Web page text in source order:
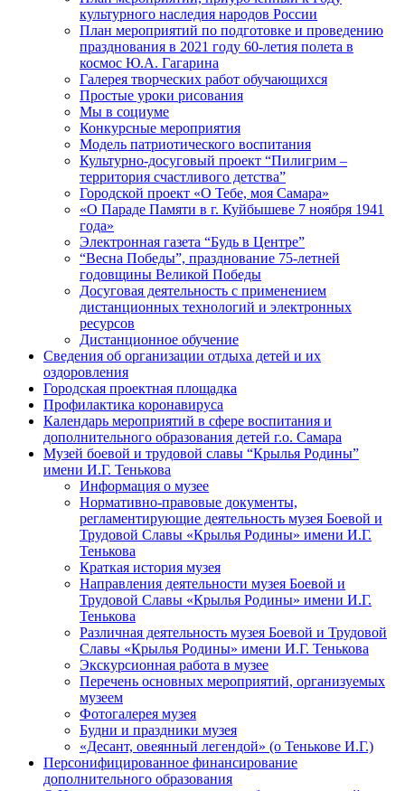
культурного наследия народов России
План мероприятий по подготовке и проведению
празднования в 2021 году 60-летия полета в
космос Ю.А. Гагарина
Галерея творческих работ обучающихся
Простые уроки рисования
Мы в социуме
Конкурсные мероприятия
Модель патриотического воспитания
Культурно-досуговый проект “Пилигрим –
территория счастливого детства”
Городской проект «О Тебе, моя Самара»
«О Параде Памяти в г. Куйбышеве 7 ноября 1941
года»
Электронная газета “Будь в Центре”
“Весна Победы”, празднование 75-летней
годовщины Великой Победы
Досуговая деятельность с применением
дистанционных технологий и электронных
ресурсов
Дистанционное обучение
Сведения об организации отдыха детей и их
оздоровления
Городская проектная площадка
Профилактика коронавируса
Календарь мероприятий в сфере воспитания и
дополнительного образования детей г.о. Самара
Музей боевой и трудовой славы “Крылья Родины”
имени И.Г. Тенькова
Информация о музее
Нормативно-правовые документы,
регламентирующие деятельность музея Боевой и
Трудовой Славы «Крылья Родины» имени И.Г.
Тенькова
Краткая история музея
Направления деятельности музея Боевой и
Трудовой Славы «Крылья Родины» имени И.Г.
Тенькова
Различная деятельность музея Боевой и Трудовой
Славы «Крылья Родины» имени И.Г. Тенькова
Экскурсионная работа в музее
Перечень основных мероприятий, организуемых
музеем
Фотогалерея музея
Будни и праздники музея
«Десант, овеянный легендой» (о Тенькове И.Г.)
Персонифицированное финансирование
дополнительного образования